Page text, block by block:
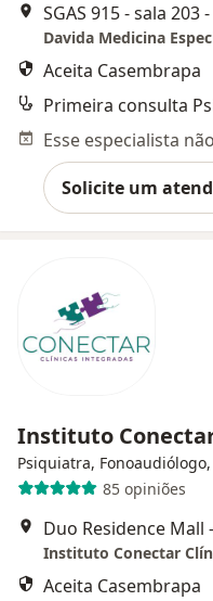
Davida Medicina
Aceita Casembrapa
Primeira consulta
Solicite um
Instituto
Psiquiatra,
85 opiniões
Instituto Conectar
Aceita Casembrapa